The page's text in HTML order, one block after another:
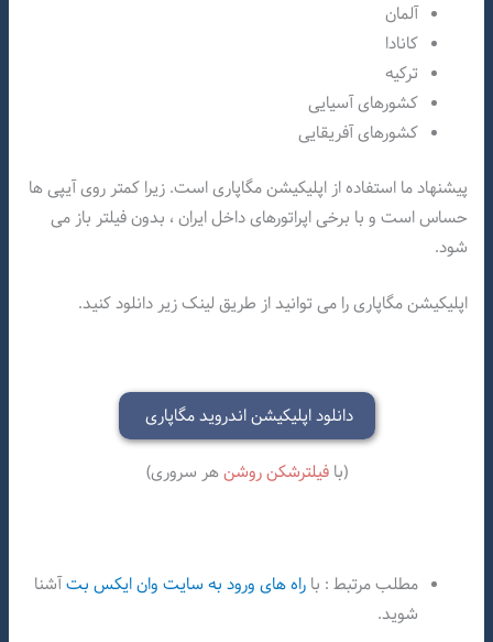
آلمان
کانادا
ترکیه
کشورهای آسیایی
کشورهای آفریقایی
پیشنهاد ما استفاده از اپلیکیشن مگاپاری است. زیرا کمتر روی آیپی ها
حساس است و با برخی اپراتورهای داخل ایران ، بدون فیلتر باز می
شود.
اپلیکیشن مگاپاری را می توانید از طریق لینک زیر دانلود کنید.
دانلود اپلیکیشن اندروید مگاپاری
(بافیلترشکن روشنهر سروری)
مطلب مرتبط : باراه های ورود به سایت وان ایکس بتآشنا
شوید.